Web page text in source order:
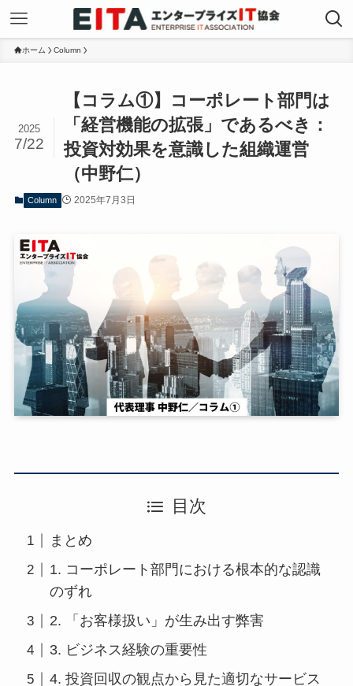
ホーム Column
【コラム①】コーポレート部門は
「経営機能の拡張」であるべき：
投資対効果を意識した組織運営
（中野仁）
2025
7/22
Column 2025年7月3日
目次
まとめ
1. コーポレート部門における根本的な認識
のずれ
2. 「お客様扱い」が生み出す弊害
3. ビジネス経験の重要性
4. 投資回収の観点から見た適切なサービス